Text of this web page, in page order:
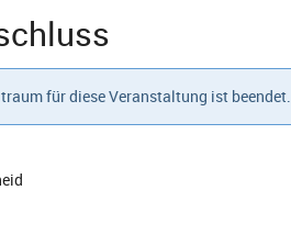
für diese Veranstaltung ist beendet.